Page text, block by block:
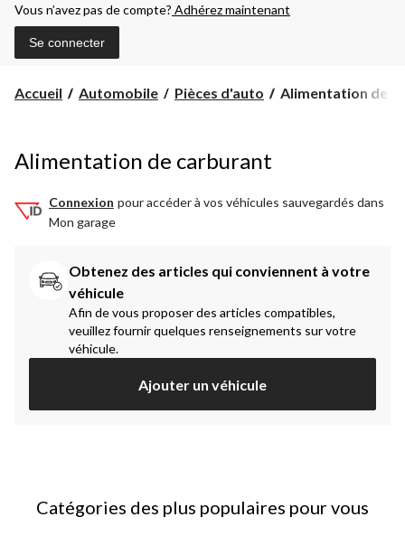
Vous n’avez pas de compte? Adhérez maintenant
Se connecter
Accueil Automobile Pièces d'auto
Alimentation
Alimentation de
Alimentation de carburant
Connexion pour accéder à vos véhicules sauvegardés dans
Mon garage
Obtenez des articles qui conviennent à votre
véhicule
Afin de vous proposer des articles compatibles,
veuillez fournir quelques renseignements sur votre
véhicule.
Ajouter un véhicule
Catégories des plus populaires pour vous